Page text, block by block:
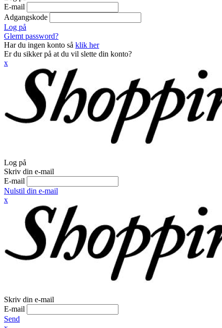
E-mail
Adgangskode
Log på
Glemt password?
Har du ingen konto så klik her
Er du sikker på at du vil slette din konto?
x
Log på
Skriv din e-mail
E-mail
Nulstil din e-mail
x
Skriv din e-mail
E-mail
Send